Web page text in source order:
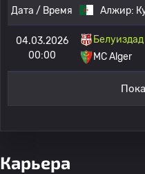
Дата / Время Алжир:
04.03.2026
00:00
Белуиздад
MC Alger
Карьера